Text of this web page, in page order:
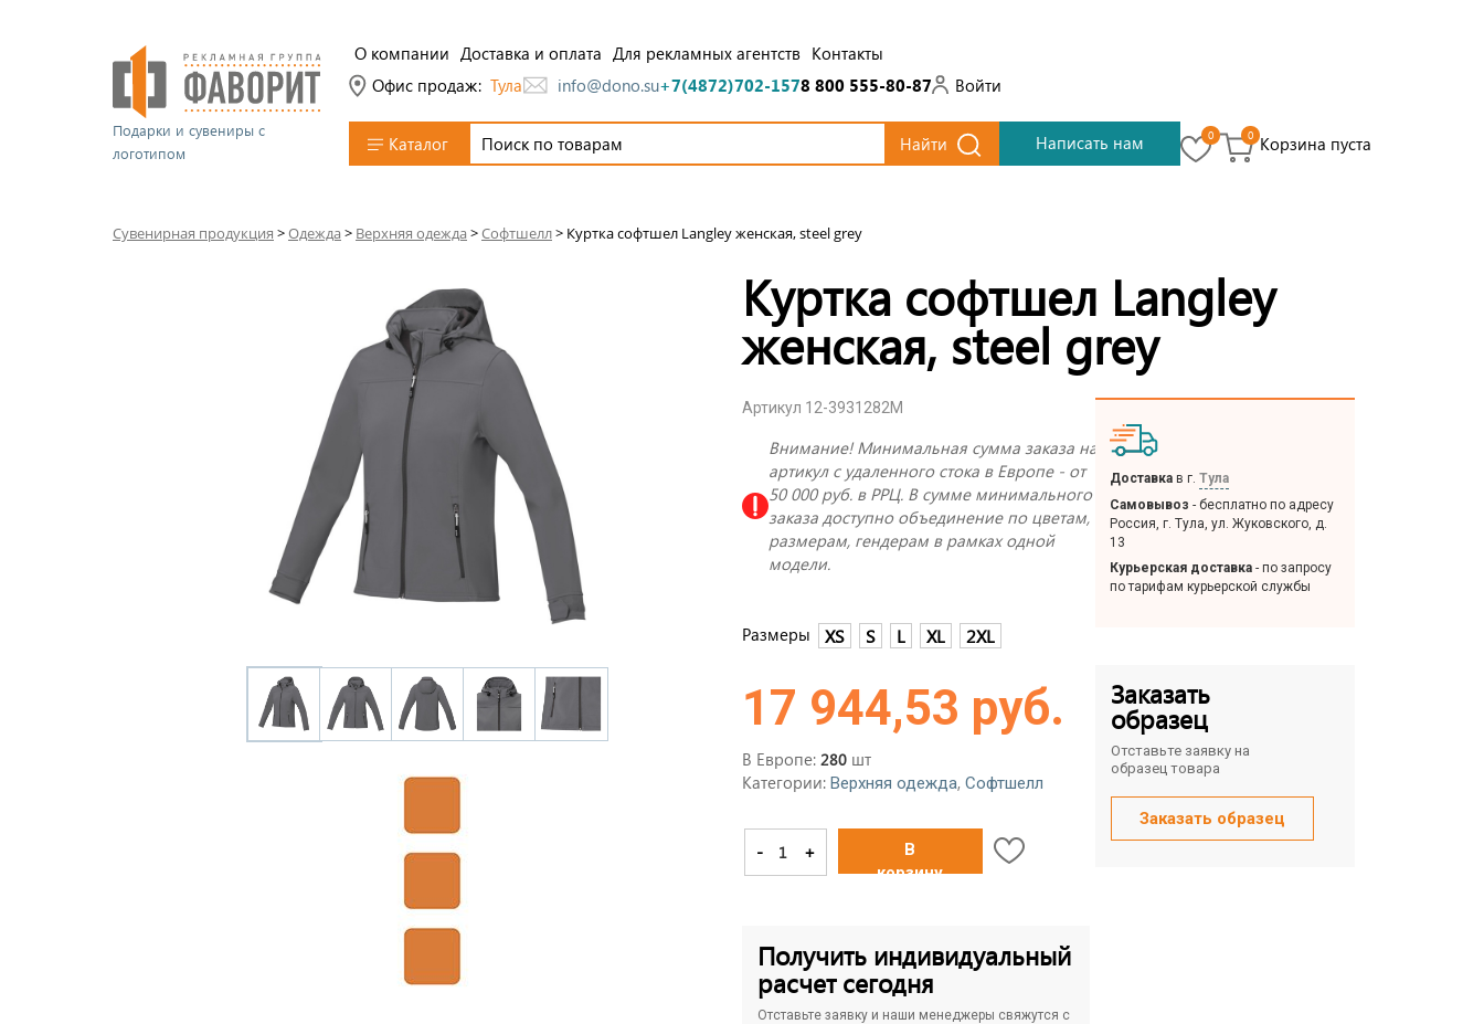
Подарки и сувениры с
логотипом
О компании Доставка и оплата Для рекламных агентств Контакты
Офис продаж: Тула info@dono.su+7(4872)702-1578 800 555-80-87 Войти
Каталог Найти Написать нам 0 0 Корзина пуста
Сувенирная продукция >Одежда> Верхняя одежда>Софтшелл> Куртка софтшел Langley женская, steel grey
Куртка софтшел Langley
женская, steel grey
Артикул 12-3931282M
Внимание! Минимальная сумма заказа на
артикул с удаленного стока в Европе - от
50 000 руб. в РРЦ. В сумме минимального
заказа доступно объединение по цветам,
размерам, гендерам в рамках одной
модели.
Размеры XS S L XL 2XL
17 944,53 руб.
В Европе: 280 шт
Категории: Верхняя одежда, Софтшелл
- +
В
корзину
Получить индивидуальный
расчет сегодня
Отставьте заявку и наши менеджеры свяжутся с
Доставка в г. Тула
Самовывоз - бесплатно по адресу
Россия, г. Тула, ул. Жуковского, д.
13
Курьерская доставка - по запросу
по тарифам курьерской службы
Заказать
образец
Отставьте заявку на
образец товара
Заказать образец